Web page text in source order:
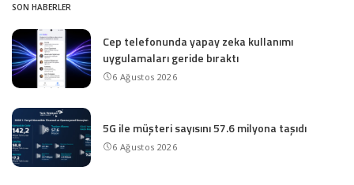
SON HABERLER
Cep telefonunda yapay zeka kullanımı
uygulamaları geride bıraktı
6 Ağustos 2026
5G ile müşteri sayısını 57.6 milyona taşıdı
6 Ağustos 2026